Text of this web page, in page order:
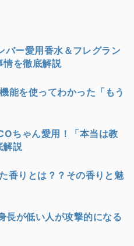
ー愛用香水＆フレグラン
情を徹底解説
能を使ってわかった「もう
ちゃん愛用！「本当は教
解説
香りとは？？その香りと魅
長が低い人が攻撃的になる